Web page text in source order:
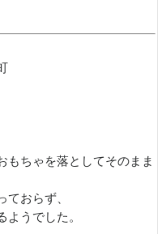
もちゃを落としてそのまま
ておらず、
うでした。